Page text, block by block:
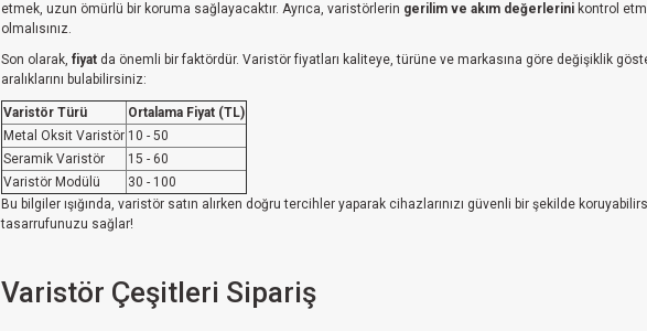
etmek, uzun ömürlü bir koruma sağlayacaktır. Ayrıca, varistörlerin gerilim ve akım değerlerini kontrol
olmalısınız.
Son olarak, fiyat da önemli bir faktördür. Varistör fiyatları kaliteye, türüne ve markasına göre değişiklik
aralıklarını bulabilirsiniz:
Varistör Türü
Ortalama Fiyat (TL)
Metal Oksit Varistör 10 - 50
Seramik Varistör
15 - 60
Varistör Modülü
30 - 100
Bu bilgiler ışığında, varistör satın alırken doğru tercihler yaparak cihazlarınızı güvenli bir şekilde
tasarrufunuzu sağlar!
Varistör Çeşitleri Sipariş